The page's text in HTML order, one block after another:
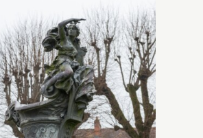
dont l’anse,
en volute, est
d’une figure
assise
Galatée